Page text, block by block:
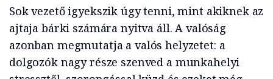
Sok vezető igyekszik úgy tenni, mint akiknek az
ajtaja bárki számára nyitva áll. A valóság
azonban megmutatja a valós helyzetet: a
dolgozók nagy része szenved a munkahelyi